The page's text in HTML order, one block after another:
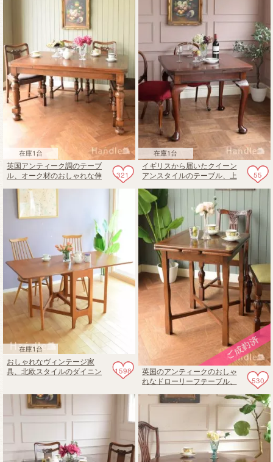
在庫1台
321
英国アンティーク調のテーブ
ル、オーク材のおしゃれな伸
在庫1台
55
イギリスから届いたクイーン
アンスタイルのテーブル、上
ーリーフテーブル
在庫1台
1598
おしゃれなヴィンテージ家
具、北欧スタイルのダイニン
530
英国のアンティークのおしゃ
れなドローリーフテーブル、